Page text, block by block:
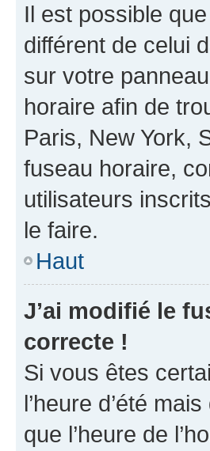
Il est possible
différent de celui
sur votre
horaire afin de
Paris, New York,
fuseau horaire,
utilisateurs
le faire.
Haut
J’ai modifié le
correcte !
Si vous êtes
l’heure d’été
que l’heure de